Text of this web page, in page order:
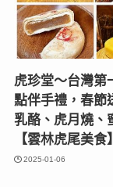
虎珍堂～台灣第
點伴手禮，春節
乳酪、虎月燒、
【雲林虎尾美食】
2025-01-06